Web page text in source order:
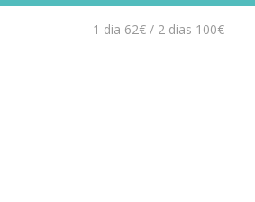
1 dia 62€ / 2 dias 100€